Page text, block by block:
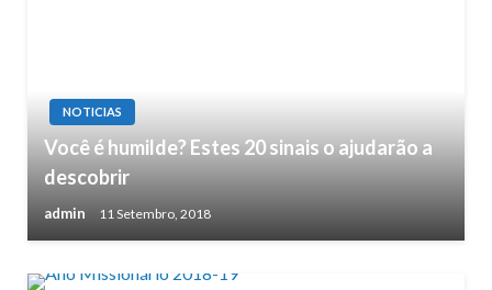
NOTICIAS
Você é humilde? Estes 20 sinais o ajudarão a
descobrir
admin 11 Setembro, 2018